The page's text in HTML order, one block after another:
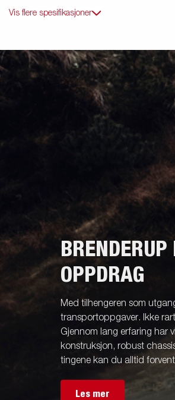
Vis flere spesifikasjoner
OPPDRAG
Med tilhengeren som
transportoppgaver. Ikke
Gjennom lang erfaring har
konstruksjon, robust
tingene kan du alltid
Les mer